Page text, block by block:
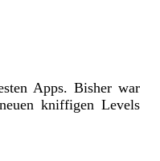
Apps. Bisher war
kniffigen Levels